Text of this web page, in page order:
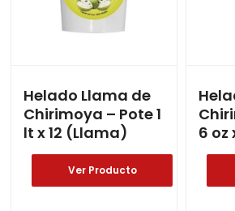
Helado Llama de
Chirimoya – Pote 1
lt x 12 (Llama)
Ver Producto
6 oz